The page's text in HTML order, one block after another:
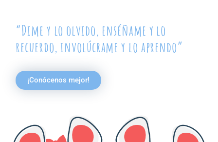
“Dime y lo olvido, enséñame y lo
recuerdo, involúcrame y lo aprendo”
¡Conócenos mejor!